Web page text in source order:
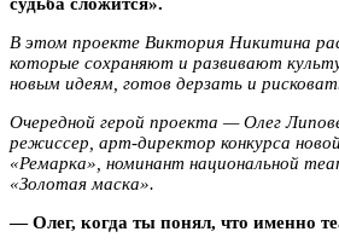
В этом проекте Виктория Никитина
которые сохраняют и развивают
новым идеям, готов дерзать и
Очередной герой проекта — Олег
режиссер, арт-директор конкурса
«Ремарка», номинант национальной
«Золотая маска».
— Олег, когда ты понял, что именно